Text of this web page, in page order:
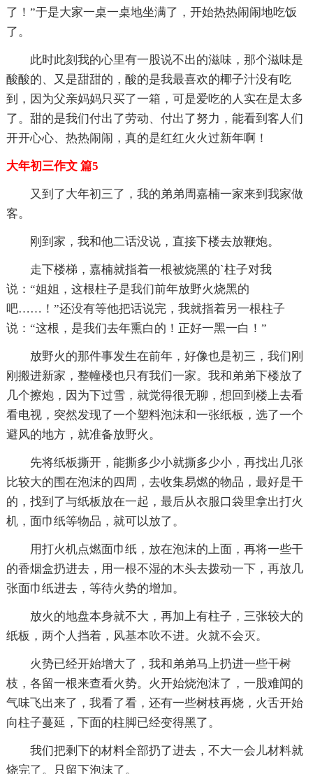
了！”于是大家一桌一桌地坐满了，开始热热闹闹地吃饭
了。
此时此刻我的心里有一股说不出的滋味，那个滋味是
酸酸的、又是甜甜的，酸的是我最喜欢的椰子汁没有吃
到，因为父亲妈妈只买了一箱，可是爱吃的人实在是太多
了。甜的是我们付出了劳动、付出了努力，能看到客人们
开开心心、热热闹闹，真的是红红火火过新年啊！
大年初三作文 篇5
又到了大年初三了，我的弟弟周嘉楠一家来到我家做
客。
刚到家，我和他二话没说，直接下楼去放鞭炮。
走下楼梯，嘉楠就指着一根被烧黑的`柱子对我
说：“姐姐，这根柱子是我们前年放野火烧黑的
吧……！”还没有等他把话说完，我就指着另一根柱子
说：“这根，是我们去年熏白的！正好一黑一白！”
放野火的那件事发生在前年，好像也是初三，我们刚
刚搬进新家，整幢楼也只有我们一家。我和弟弟下楼放了
几个擦炮，因为下过雪，就觉得很无聊，想回到楼上去看
看电视，突然发现了一个塑料泡沫和一张纸板，选了一个
避风的地方，就准备放野火。
先将纸板撕开，能撕多少小就撕多少小，再找出几张
比较大的围在泡沫的四周，去收集易燃的物品，最好是干
的，找到了与纸板放在一起，最后从衣服口袋里拿出打火
机，面巾纸等物品，就可以放了。
用打火机点燃面巾纸，放在泡沫的上面，再将一些干
的香烟盒扔进去，用一根不湿的木头去拨动一下，再放几
张面巾纸进去，等待火势的增加。
放火的地盘本身就不大，再加上有柱子，三张较大的
纸板，两个人挡着，风基本吹不进。火就不会灭。
火势已经开始增大了，我和弟弟马上扔进一些干树
枝，各留一根来查看火势。火开始烧泡沫了，一股难闻的
气味飞出来了，我看了看，还有一些树枝再烧，火舌开始
向柱子蔓延，下面的柱脚已经变得黑了。
我们把剩下的材料全部扔了进去，不大一会儿材料就
烧完了。只留下泡沫了。